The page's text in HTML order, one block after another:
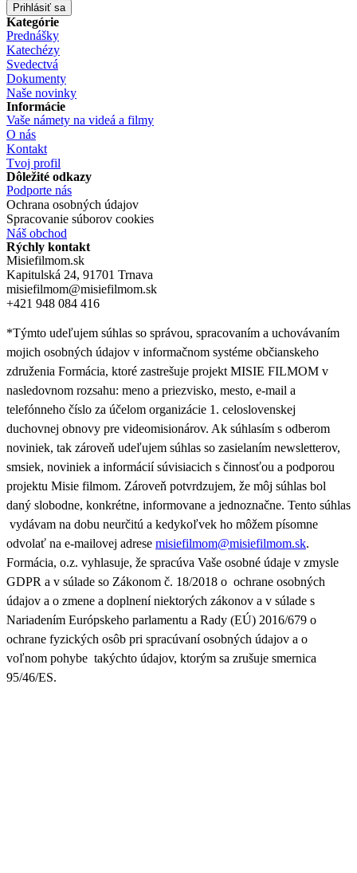
Prihlásiť sa
Kategórie
Prednášky
Katechézy
Svedectvá
Dokumenty
Naše novinky
Informácie
Vaše námety na videá a filmy
O nás
Kontakt
Tvoj profil
Dôležité odkazy
Podporte nás
Ochrana osobných údajov
Spracovanie súborov cookies
Náš obchod
Rýchly kontakt
Misiefilmom.sk
Kapitulská 24, 91701 Trnava
misiefilmom@misiefilmom.sk
+421 948 084 416
*Týmto udeľujem súhlas so správou, spracovaním a uchovávaním
mojich osobných údajov v informačnom systéme občianskeho
združenia Formácia, ktoré zastrešuje projekt MISIE FILMOM v
nasledovnom rozsahu: meno a priezvisko, mesto, e-mail a
telefónneho číslo za účelom organizácie 1. celoslovenskej
duchovnej obnovy pre videomisionárov. Ak súhlasím s odberom
noviniek, tak zároveň udeľujem súhlas so zasielaním newsletterov,
smsiek, noviniek a informácií súvisiacich s činnosťou a podporou
projektu Misie filmom. Zároveň potvrdzujem, že môj súhlas bol
daný slobodne, konkrétne, informovane a jednoznačne. Tento súhlas
vydávam na dobu neurčitú a kedykoľvek ho môžem písomne
odvolať na e-mailovej adrese misiefilmom@misiefilmom.sk.
Formácia, o.z. vyhlasuje, že spracúva Vaše osobné údaje v zmysle
GDPR a v súlade so Zákonom č. 18/2018 o ochrane osobných
údajov a o zmene a doplnení niektorých zákonov a v súlade s
Nariadením Európskeho parlamentu a Rady (EÚ) 2016/679 o
ochrane fyzických osôb pri spracúvaní osobných údajov a o
voľnom pohybe takýchto údajov, ktorým sa zrušuje smernica
95/46/ES.